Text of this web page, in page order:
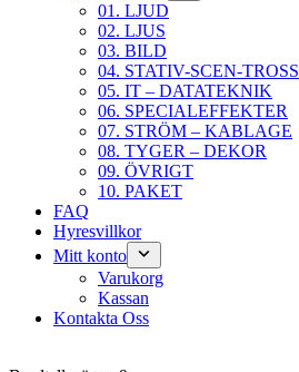
01. LJUD
02. LJUS
03. BILD
04. STATIV-SCEN-TROSS
05. IT – DATATEKNIK
06. SPECIALEFFEKTER
07. STRÖM – KABLAGE
08. TYGER – DEKOR
09. ÖVRIGT
10. PAKET
FAQ
Hyresvillkor
Mitt konto
Varukorg
Kassan
Kontakta Oss